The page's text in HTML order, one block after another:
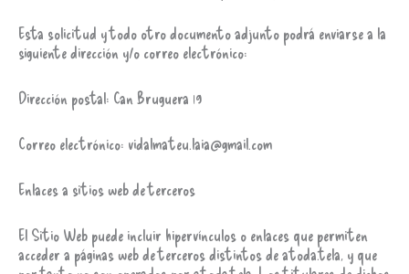
Esta solicitud y todo otro documento adjunto podrá enviarse a la
siguiente dirección y/o correo electrónico:
Dirección postal: Can Bruguera 19
Correo electrónico: vidalmateu.laia@gmail.com
Enlaces a sitios web de terceros
El Sitio Web puede incluir hipervínculos o enlaces que permiten
acceder a páginas web de terceros distintos de atoda.tela, y que